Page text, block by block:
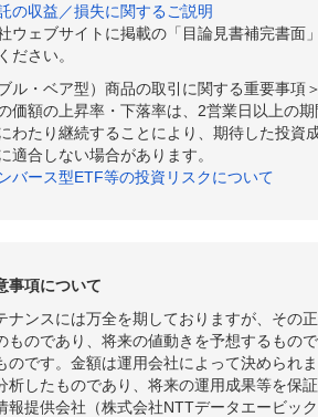
の収益／損失に関するご説明
ウェブサイトに掲載の「目論見書補完書
ださい。
ル・ベア型）商品の取引に関する重要事項
価額の上昇率・下落率は、2営業日以上の
わたり継続することにより、期待した投
適合しない場合があります。
バース型ETF等の投資リスクについて
事項について
ナンスには万全を期しておりますが、その
ものであり、将来の値動きを予想するもの
のです。金額は運用会社によって決められ
析したものであり、将来の運用成果等を保
報提供会社（株式会社NTTデータエービッ